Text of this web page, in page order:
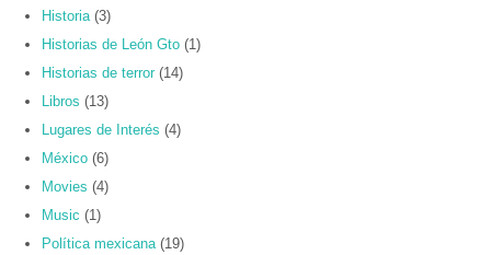
Historia (3)
Historias de León Gto (1)
Historias de terror (14)
Libros (13)
Lugares de Interés (4)
México (6)
Movies (4)
Music (1)
Política mexicana (19)